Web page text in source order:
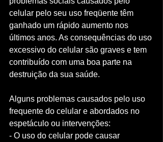
celular pelo seu uso freqüente têm
ganhado um rápido aumento nos
últimos anos. As consequências do uso
excessivo do celular são graves e tem
contribuído com uma boa parte na
destruição da sua saúde.
Alguns problemas causados pelo uso
frequente do celular e abordados no
espetáculo ou intervenções:
- O uso do celular pode causar